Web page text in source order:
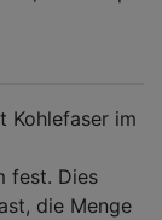
Kohlefaser im
fest. Dies
die Menge